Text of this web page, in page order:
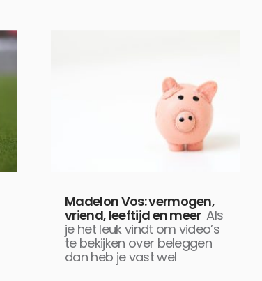
Madelon Vos: vermogen,
vriend, leeftijd en meer Als
je het leuk vindt om video’s
te bekijken over beleggen
dan heb je vast wel